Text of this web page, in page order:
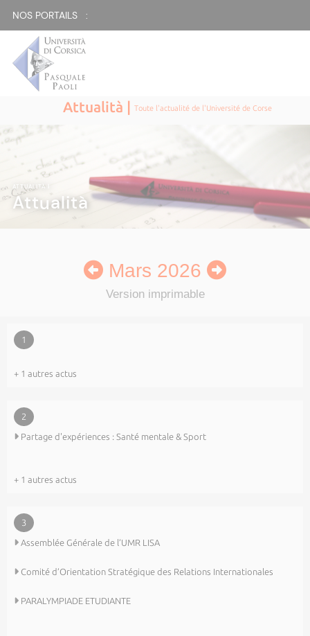
NOS PORTAILS :
Attualità |Toute l'actualité de l'Université de Corse
ATTUALITÀ
Attualità
Mars 2026
Version imprimable
1
+ 1 autres actus
2
Partage d'expériences : Santé mentale & Sport
+ 1 autres actus
3
Assemblée Générale de l’UMR LISA
Comité d’Orientation Stratégique des Relations Internationales
PARALYMPIADE ETUDIANTE